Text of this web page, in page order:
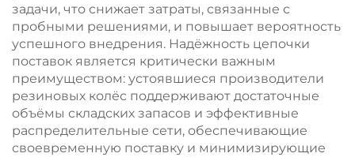
задачи, что снижает затраты, связанные с
пробными решениями, и повышает вероятность
успешного внедрения. Надёжность цепочки
поставок является критически важным
преимуществом: устоявшиеся производители
резиновых колёс поддерживают достаточные
объёмы складских запасов и эффективные
распределительные сети, обеспечивающие
своевременную поставку и минимизирующие